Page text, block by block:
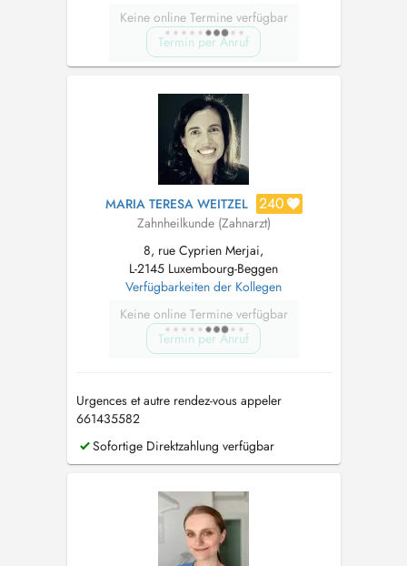
Keine online Termine verfügbar
Termin per Anruf
MARIA TERESA WEITZEL 240
Zahnheilkunde (Zahnarzt)
8, rue Cyprien Merjai,
L-2145 Luxembourg-Beggen
Verfügbarkeiten der Kollegen
Keine online Termine verfügbar
Termin per Anruf
Urgences et autre rendez-vous appeler
661435582
Sofortige Direktzahlung verfügbar